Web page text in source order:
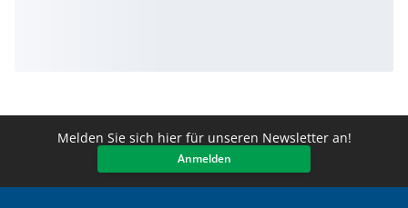
Melden Sie sich hier für unseren Newsletter an!
Anmelden